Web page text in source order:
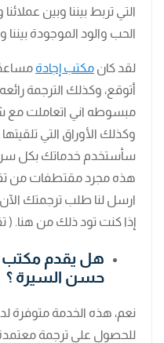
التي تربط بيننا وبين
الحب والود الموجودة بيننا
لقد كان مكتب إجادة
أتوقع، وكذلك الترجمة
مبسوطه اني اتعاملت مع
وكذلك الأوراق التي
سأستخدم خدماتك بكل
هذه مجرد مقتطفات من
ارسل لنا طلب ترجمتك الآن
إذا كنت تود ذلك من هنا. (
هل يقدم مكتب
حسن السيرة ؟
نعم، هذه الخدمة متوفرة
للحصول على ترجمة